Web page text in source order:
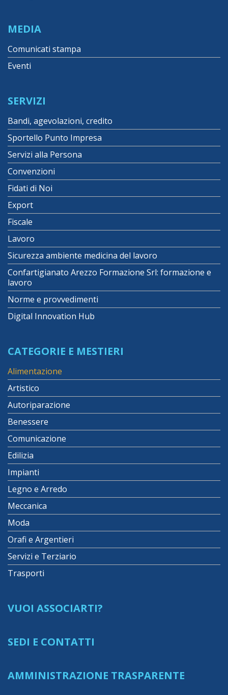
MEDIA
Comunicati stampa
Eventi
SERVIZI
Bandi, agevolazioni, credito
Sportello Punto Impresa
Servizi alla Persona
Convenzioni
Fidati di Noi
Export
Fiscale
Lavoro
Sicurezza ambiente medicina del lavoro
Confartigianato Arezzo Formazione Srl: formazione e
lavoro
Norme e provvedimenti
Digital Innovation Hub
CATEGORIE E MESTIERI
Alimentazione
Artistico
Autoriparazione
Benessere
Comunicazione
Edilizia
Impianti
Legno e Arredo
Meccanica
Moda
Orafi e Argentieri
Servizi e Terziario
Trasporti
VUOI ASSOCIARTI?
SEDI E CONTATTI
AMMINISTRAZIONE TRASPARENTE